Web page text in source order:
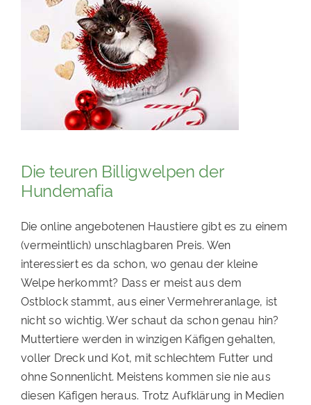
Die teuren Billigwelpen der
Hundemafia
Die online angebotenen Haustiere gibt es zu einem
(vermeintlich) unschlagbaren Preis. Wen
interessiert es da schon, wo genau der kleine
Welpe herkommt? Dass er meist aus dem
Ostblock stammt, aus einer Vermehreranlage, ist
nicht so wichtig. Wer schaut da schon genau hin?
Muttertiere werden in winzigen Käfigen gehalten,
voller Dreck und Kot, mit schlechtem Futter und
ohne Sonnenlicht. Meistens kommen sie nie aus
diesen Käfigen heraus. Trotz Aufklärung in Medien